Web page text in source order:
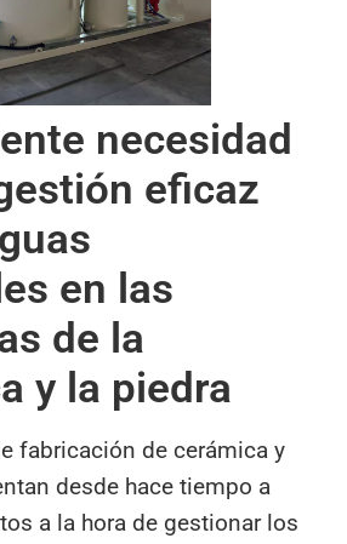
necesidad
eficaz
en las
de la
y la piedra
fabricación de cerámica y
desde hace tiempo a
a la hora de gestionar los